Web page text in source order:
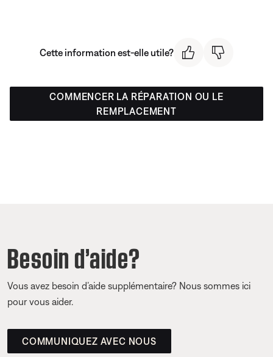
Cette information est-elle utile?
COMMENCER LA RÉPARATION OU LE
REMPLACEMENT
Besoin d’aide?
Vous avez besoin d’aide supplémentaire? Nous sommes ici
pour vous aider.
COMMUNIQUEZ AVEC NOUS